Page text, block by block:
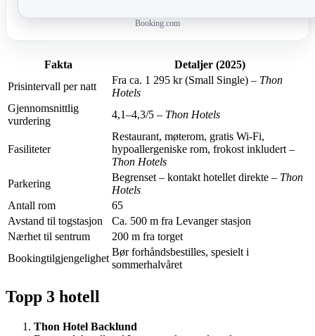
Booking.com
Fakta
Detaljer (2025)
Prisintervall per natt
Fra ca. 1 295 kr (Small Single) – Thon
Hotels
Gjennomsnittlig
vurdering
4,1–4,3/5 – Thon Hotels
Fasiliteter
Restaurant, møterom, gratis Wi-Fi,
hypoallergeniske rom, frokost inkludert –
Thon Hotels
Parkering
Begrenset – kontakt hotellet direkte – Thon
Hotels
Antall rom
65
Avstand til togstasjon
Ca. 500 m fra Levanger stasjon
Nærhet til sentrum
200 m fra torget
Bookingtilgjengelighet
Bør forhåndsbestilles, spesielt i
sommerhalvåret
Topp 3 hotell
Thon Hotel Backlund